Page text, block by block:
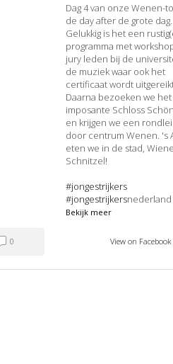
Dag 4 van onze Wenen-
de day after de grote dag.
Gelukkig is het een
programma met
jury leden bij de
de muziek waar ook het
certificaat wordt
Daarna bezoeken we het
imposante Schloss
en krijgen we een
door centrum Wenen. 's
eten we in de stad,
Schnitzel!
#jongestrijkers
#jongestrijkers
Bekijk meer
View on Facebook
0